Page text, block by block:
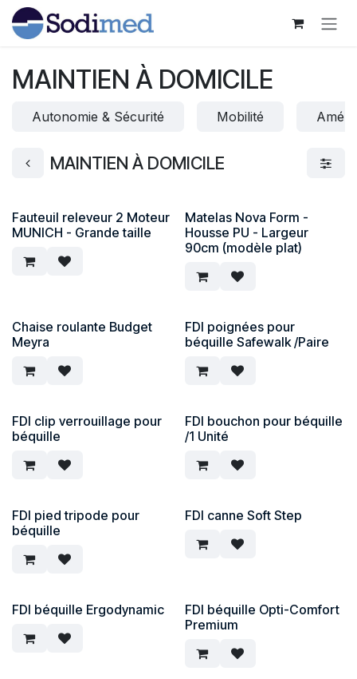
Se rendre au contenu
MAINTIEN À DOMICILE
Autonomie & Sécurité Mobilité
MAINTIEN À DOMICILE
Fauteuil releveur 2 Moteur
MUNICH - Grande taille
Matelas Nova Form -
Housse PU - Largeur
90cm (modèle plat)
Chaise roulante Budget
Meyra
FDI poignées pour
béquille Safewalk /Paire
FDI clip verrouillage pour
béquille
FDI bouchon pour béquille
/1 Unité
FDI pied tripode pour
béquille
FDI canne Soft Step
FDI béquille Ergodynamic
FDI béquille Opti-Comfort
Premium